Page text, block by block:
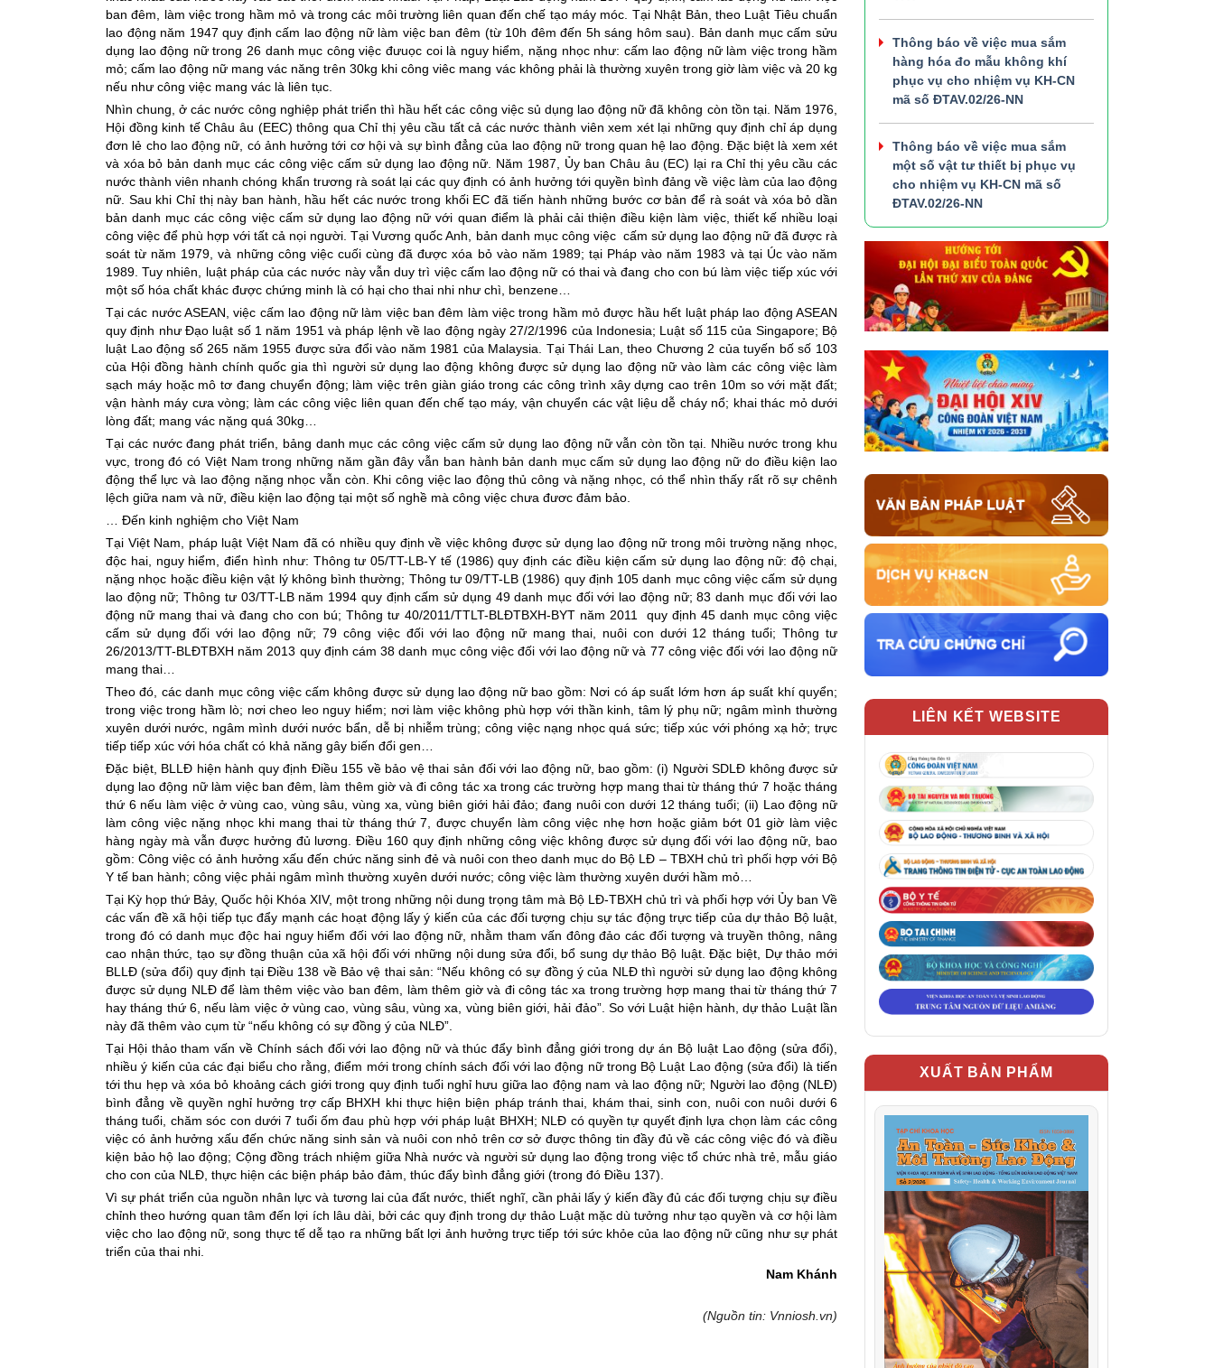
ban đêm, làm việc trong hầm mỏ và trong các môi trường liên quan đến chế tạo máy móc. Tại Nhật Bản, theo Luật Tiêu chuẩn
lao động năm 1947 quy định cấm lao động nữ làm việc ban đêm (từ 10h đêm đến 5h sáng hôm sau). Bản danh mục cấm sửu
dụng lao động nữ trong 26 danh mục công việc đưuọc coi là nguy hiểm, nặng nhọc như: cấm lao động nữ làm việc trong hầm
mỏ; cấm lao động nữ mang vác năng trên 30kg khi công viêc mang vác không phải là thường xuyên trong giờ làm việc và 20 kg
nếu như công việc mang vác là liên tục.
Nhìn chung, ở các nước công nghiệp phát triển thì hầu hết các công việc sủ dụng lao động nữ đã không còn tồn tại. Năm 1976,
Hội đồng kinh tế Châu âu (EEC) thông qua Chỉ thị yêu cầu tất cả các nước thành viên xem xét lại những quy định chỉ áp dụng
đơn lẻ cho lao động nữ, có ảnh hưởng tới cơ hội và sự bình đẳng của lao động nữ trong quan hệ lao động. Đặc biệt là xem xét
và xóa bỏ bản danh mục các công việc cấm sử dụng lao động nữ. Năm 1987, Ủy ban Châu âu (EC) lại ra Chỉ thị yêu cầu các
nước thành viên nhanh chóng khẩn trương rà soát lại các quy định có ảnh hưởng tới quyền bình đảng về việc làm của lao động
nữ. Sau khi Chỉ thị này ban hành, hầu hết các nước trong khối EC đã tiến hành những bước cơ bản để rà soát và xóa bỏ dần
bản danh mục các công việc cấm sử dụng lao động nữ với quan điểm là phải cải thiện điều kiện làm việc, thiết kế nhiều loại
công việc để phù hợp với tất cả nọi người. Tại Vương quốc Anh, bản danh mục công việc cấm sử dụng lao động nữ đã được rà
soát từ năm 1979, và những công việc cuối cùng đã được xóa bỏ vào năm 1989; tại Pháp vào năm 1983 và tại Úc vào năm
1989. Tuy nhiên, luật pháp của các nước này vẫn duy trì việc cấm lao động nữ có thai và đang cho con bú làm việc tiếp xúc với
một số hóa chất khác được chứng minh là có hại cho thai nhi như chì, benzene…
Tại các nước ASEAN, việc cấm lao động nữ làm việc ban đêm làm việc trong hầm mỏ được hầu hết luật pháp lao động ASEAN
quy định như Đạo luật số 1 năm 1951 và pháp lệnh về lao động ngày 27/2/1996 của Indonesia; Luật số 115 của Singapore; Bộ
luật Lao động số 265 năm 1955 được sửa đổi vào năm 1981 của Malaysia. Tại Thái Lan, theo Chương 2 của tuyến bố số 103
của Hội đồng hành chính quốc gia thì người sử dụng lao động không được sử dụng lao động nữ vào làm các công việc làm
sạch máy hoặc mô tơ đang chuyển động; làm việc trên giàn giáo trong các công trình xây dựng cao trên 10m so với mặt đất;
vận hành máy cưa vòng; làm các công việc liên quan đến chế tạo máy, vận chuyển các vật liệu dễ cháy nổ; khai thác mỏ dưới
lòng đất; mang vác nặng quá 30kg…
Tại các nước đang phát triển, bảng danh mục các công việc cấm sử dụng lao động nữ vẫn còn tồn tại. Nhiều nước trong khu
vực, trong đó có Việt Nam trong những năm gần đây vẫn ban hành bản danh mục cấm sử dụng lao động nữ do điều kiện lao
động thể lực và lao động nặng nhọc vẫn còn. Khi công việc lao động thủ công và nặng nhọc, có thể nhìn thấy rất rõ sự chênh
lệch giữa nam và nữ, điều kiện lao động tại một số nghề mà công việc chưa đươc đảm bảo.
… Đến kinh nghiệm cho Việt Nam
Tại Việt Nam, pháp luật Việt Nam đã có nhiều quy định về việc không được sử dụng lao động nữ trong môi trường nặng nhọc,
độc hai, nguy hiểm, điển hình như: Thông tư 05/TT-LB-Y tế (1986) quy định các điều kiện cấm sử dụng lao động nữ: độ chại,
nặng nhọc hoặc điều kiện vật lý không bình thường; Thông tư 09/TT-LB (1986) quy định 105 danh mục công việc cấm sử dụng
lao động nữ; Thông tư 03/TT-LB năm 1994 quy định cấm sử dụng 49 danh mục đối với lao động nữ; 83 danh mục đối với lao
động nữ mang thai và đang cho con bú; Thông tư 40/2011/TTLT-BLĐTBXH-BYT năm 2011 quy định 45 danh mục công việc
cấm sử dụng đối với lao động nữ; 79 công việc đối với lao động nữ mang thai, nuôi con dưới 12 tháng tuổi; Thông tư
26/2013/TT-BLĐTBXH năm 2013 quy định cám 38 danh mục công việc đối với lao động nữ và 77 công việc đối với lao động nữ
mang thai…
Theo đó, các danh mục công việc cấm không được sử dụng lao động nữ bao gồm: Nơi có áp suất lớm hơn áp suất khí quyển;
trong việc trong hầm lò; nơi cheo leo nguy hiểm; nơi làm việc không phù hợp với thần kinh, tâm lý phụ nữ; ngâm mình thường
xuyên dưới nước, ngâm mình dưới nước bẩn, dễ bị nhiễm trùng; công việc nạng nhọc quá sức; tiếp xúc với phóng xạ hở; trực
tiếp tiếp xúc với hóa chất có khả năng gây biến đổi gen…
Đặc biệt, BLLĐ hiện hành quy định Điều 155 về bảo vệ thai sản đối với lao động nữ, bao gồm: (i) Người SDLĐ không được sử
dụng lao động nữ làm việc ban đêm, làm thêm giờ và đi công tác xa trong các trường hợp mang thai từ tháng thứ 7 hoặc tháng
thứ 6 nếu làm việc ở vùng cao, vùng sâu, vùng xa, vùng biên giới hải đảo; đang nuôi con dưới 12 tháng tuổi; (ii) Lao động nữ
làm công việc nặng nhọc khi mang thai từ tháng thứ 7, được chuyển làm công việc nhẹ hơn hoặc giảm bớt 01 giờ làm việc
hàng ngày mà vẫn được hưởng đủ lương. Điều 160 quy định những công việc không được sử dụng đối với lao động nữ, bao
gồm: Công việc có ảnh hưởng xấu đến chức năng sinh đẻ và nuôi con theo danh mục do Bộ LĐ – TBXH chủ trì phối hợp với Bộ
Y tế ban hành; công việc phải ngâm mình thường xuyên dưới nước; công việc làm thường xuyên dưới hầm mỏ…
Tại Kỳ họp thứ Bảy, Quốc hội Khóa XIV, một trong những nội dung trọng tâm mà Bộ LĐ-TBXH chủ trì và phối hợp với Ủy ban Về
các vấn đề xã hội tiếp tục đẩy mạnh các hoạt động lấy ý kiến của các đối tượng chịu sự tác động trực tiếp của dự thảo Bộ luật,
trong đó có danh mục độc hai nguy hiểm đối với lao động nữ, nhằm tham vấn đông đảo các đối tượng và truyền thông, nâng
cao nhận thức, tạo sự đồng thuận của xã hội đối với những nội dung sửa đổi, bổ sung dự thảo Bộ luật. Đặc biệt, Dự thảo mới
BLLĐ (sửa đổi) quy định tại Điều 138 về Bảo vệ thai sản: “Nếu không có sự đồng ý của NLĐ thì người sử dụng lao động không
được sử dụng NLĐ để làm thêm việc vào ban đêm, làm thêm giờ và đi công tác xa trong trường hợp mang thai từ tháng thứ 7
hay tháng thứ 6, nếu làm việc ở vùng cao, vùng sâu, vùng xa, vùng biên giới, hải đảo”. So với Luật hiện hành, dự thảo Luật lần
này đã thêm vào cụm từ “nếu không có sự đồng ý của NLĐ”.
Tại Hội thảo tham vấn về Chính sách đối với lao động nữ và thúc đẩy bình đẳng giới trong dự án Bộ luật Lao động (sửa đổi),
nhiều ý kiến của các đại biểu cho rằng, điểm mới trong chính sách đối với lao động nữ trong Bộ Luật Lao động (sửa đổi) là tiến
tới thu hẹp và xóa bỏ khoảng cách giới trong quy định tuổi nghỉ hưu giữa lao động nam và lao động nữ; Người lao động (NLĐ)
bình đẳng về quyền nghỉ hưởng trợ cấp BHXH khi thực hiện biện pháp tránh thai, khám thai, sinh con, nuôi con nuôi dưới 6
tháng tuổi, chăm sóc con dưới 7 tuổi ốm đau phù hợp với pháp luật BHXH; NLĐ có quyền tự quyết định lựa chọn làm các công
việc có ảnh hưởng xấu đến chức năng sinh sản và nuôi con nhỏ trên cơ sở được thông tin đầy đủ về các công việc đó và điều
kiện bảo hộ lao động; Cộng đồng trách nhiệm giữa Nhà nước và người sử dụng lao động trong việc tổ chức nhà trẻ, mẫu giáo
cho con của NLĐ, thực hiện các biện pháp bảo đảm, thúc đẩy bình đẳng giới (trong đó Điều 137).
Vì sự phát triển của nguồn nhân lực và tương lai của đất nước, thiết nghĩ, cần phải lấy ý kiến đầy đủ các đối tượng chịu sự điều
chỉnh theo hướng quan tâm đến lợi ích lâu dài, bởi các quy định trong dự thảo Luật mặc dù tưởng như tạo quyền và cơ hội làm
việc cho lao động nữ, song thực tế dễ tạo ra những bất lợi ảnh hưởng trực tiếp tới sức khỏe của lao động nữ cũng như sự phát
triển của thai nhi.
Nam Khánh
(Nguồn tin: Vnniosh.vn)
Thông báo về việc mua sắm
hàng hóa đo mẫu không khí
phục vụ cho nhiệm vụ KH-CN
mã số ĐTAV.02/26-NN
Thông báo về việc mua sắm
một số vật tư thiết bị phục vụ
cho nhiệm vụ KH-CN mã số
ĐTAV.02/26-NN
LIÊN KẾT WEBSITE
XUẤT BẢN PHẨM